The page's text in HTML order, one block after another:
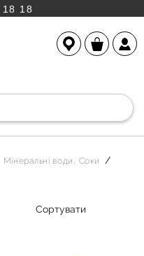
18
Мінеральні води, Соки
Сортувати